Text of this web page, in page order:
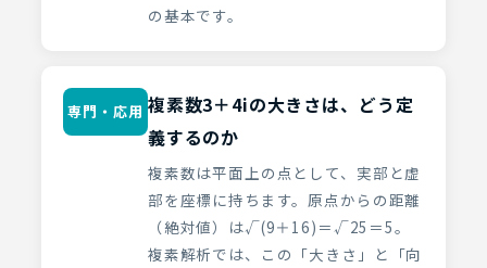
の基本です。
専門・応用 複素数3＋4iの大きさは、どう定
義するのか
複素数は平面上の点として、実部と虚
部を座標に持ちます。原点からの距離
（絶対値）は√(9＋16)＝√25＝5。
複素解析では、この「大きさ」と「向